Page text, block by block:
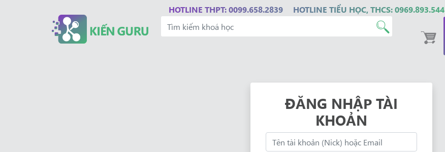
HOTLINE THPT: 0099.658.2839 HOTLINE TIỂU HỌC, THCS: 0969.893.544
ĐĂNG NHẬP TÀI
KHOẢN